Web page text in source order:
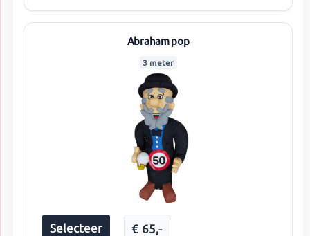
Abraham pop
3 meter
Selecteer € 65,-